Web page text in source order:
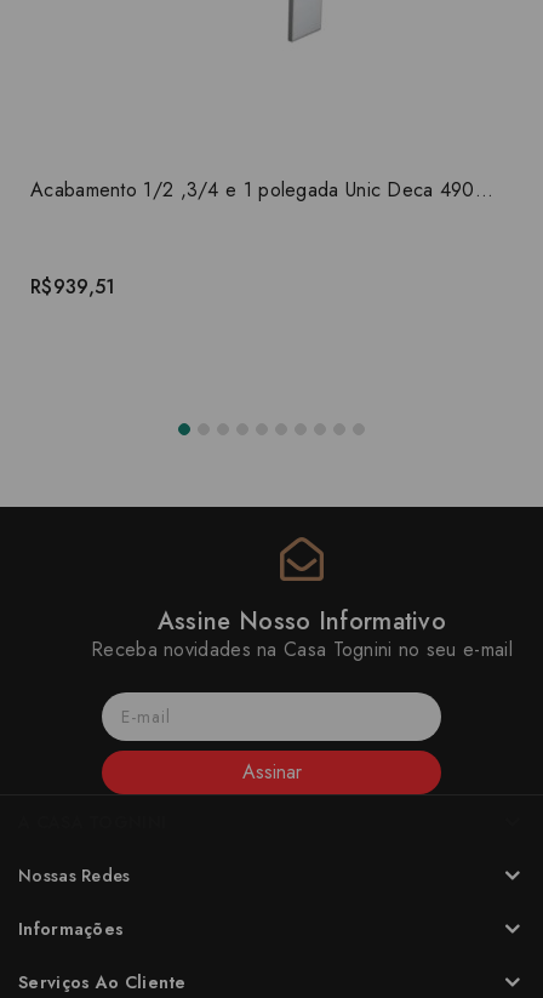
Acabamento 1/2 ,3/4 e 1 polegada Unic Deca 4900.C90.PQ
R$939,51
Assine Nosso Informativo
Receba novidades na Casa Tognini no seu e-mail
Assinar
Nossas Redes
Informações
Serviços Ao Cliente